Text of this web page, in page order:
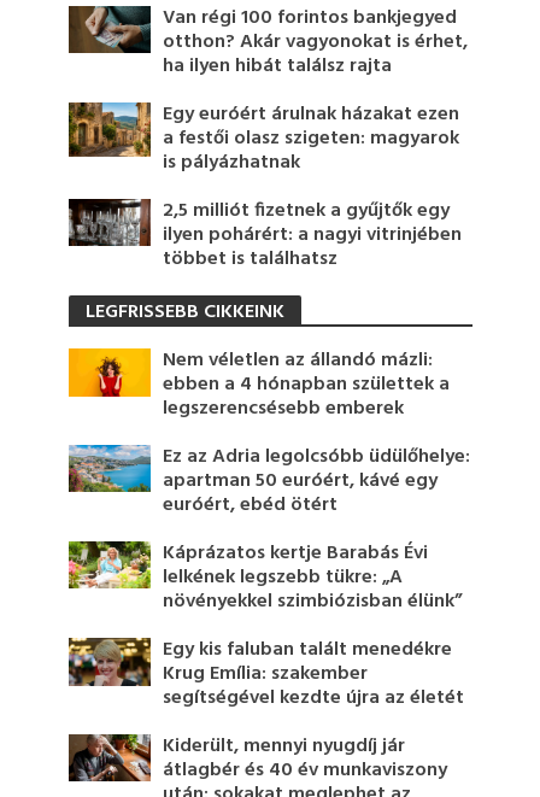
Van régi 100 forintos bankjegyed
otthon? Akár vagyonokat is érhet,
ha ilyen hibát találsz rajta
Egy euróért árulnak házakat ezen
a festői olasz szigeten: magyarok
is pályázhatnak
2,5 milliót fizetnek a gyűjtők egy
ilyen pohárért: a nagyi vitrinjében
többet is találhatsz
LEGFRISSEBB CIKKEINK
Nem véletlen az állandó mázli:
ebben a 4 hónapban születtek a
legszerencsésebb emberek
Ez az Adria legolcsóbb üdülőhelye:
apartman 50 euróért, kávé egy
euróért, ebéd ötért
Káprázatos kertje Barabás Évi
lelkének legszebb tükre: „A
növényekkel szimbiózisban élünk”
Egy kis faluban talált menedékre
Krug Emília: szakember
segítségével kezdte újra az életét
Kiderült, mennyi nyugdíj jár
átlagbér és 40 év munkaviszony